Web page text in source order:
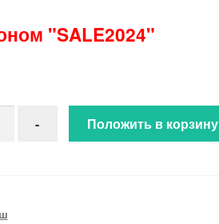
"SALE2024"
товара Плюш (421)
- Положить в корзину